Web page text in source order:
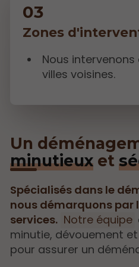
Zones
Nous
villes voisines.
Un
minutieux et
Spécialisés dans le
nous démarquons par
services. Notre équipe
minutie, dévouement
pour assurer un